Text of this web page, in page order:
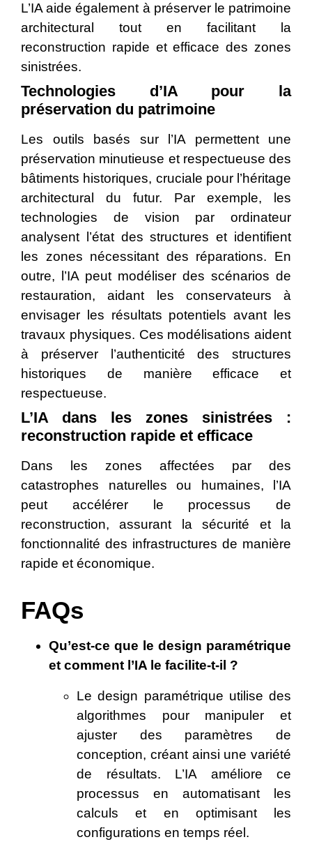
L’IA aide également à préserver le patrimoine
architectural tout en facilitant la
reconstruction rapide et efficace des zones
sinistrées.
Technologies d’IA pour la
préservation du patrimoine
Les outils basés sur l’IA permettent une
préservation minutieuse et respectueuse des
bâtiments historiques, cruciale pour l’héritage
architectural du futur. Par exemple, les
technologies de vision par ordinateur
analysent l’état des structures et identifient
les zones nécessitant des réparations. En
outre, l’IA peut modéliser des scénarios de
restauration, aidant les conservateurs à
envisager les résultats potentiels avant les
travaux physiques. Ces modélisations aident
à préserver l’authenticité des structures
historiques de manière efficace et
respectueuse.
L’IA dans les zones sinistrées :
reconstruction rapide et efficace
Dans les zones affectées par des
catastrophes naturelles ou humaines, l’IA
peut accélérer le processus de
reconstruction, assurant la sécurité et la
fonctionnalité des infrastructures de manière
rapide et économique.
FAQs
Qu’est-ce que le design paramétrique
et comment l’IA le facilite-t-il ?
Le design paramétrique utilise des
algorithmes pour manipuler et
ajuster des paramètres de
conception, créant ainsi une variété
de résultats. L’IA améliore ce
processus en automatisant les
calculs et en optimisant les
configurations en temps réel.